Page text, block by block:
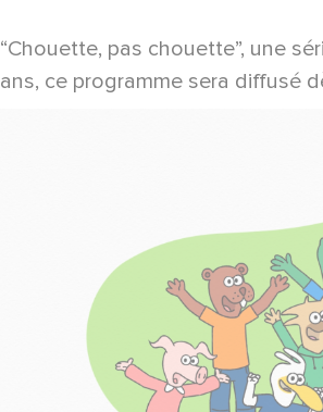
“Chouette, pas chouette”, une
ans, ce programme sera diffusé